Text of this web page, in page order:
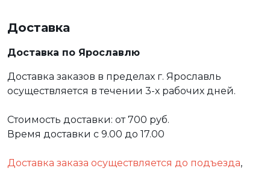
Доставка
Доставка по Ярославлю
Доставка заказов в пределах г. Ярославль
осуществляется в течении 3-х рабочих дней.
Стоимость доставки: от 700 руб.
Время доставки с 9.00 до 17.00
Доставка заказа осуществляется до подъезда,